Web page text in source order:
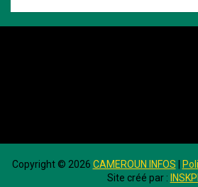
Copyright © 2026 CAMEROUN INFOS
Site créé par :